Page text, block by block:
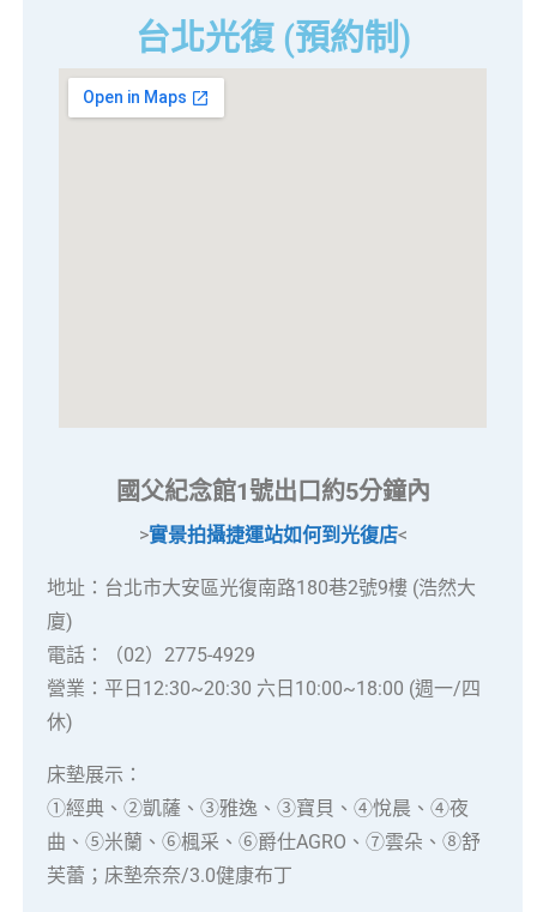
台北光復 (預約制)
國父紀念館1號出口約5分鐘內
>實景拍攝捷運站如何到光復店<
地址：台北市大安區光復南路180巷2號9樓 (浩然大
廈)
電話：（02）2775-4929
營業：平日12:30~20:30 六日10:00~18:00 (週一/四
休)
床墊展示：
①經典、②凱薩、③雅逸、③寶貝、④悅晨、④夜
曲、⑤米蘭、⑥楓采、⑥爵仕AGRO、⑦雲朵、⑧舒
芙蕾；床墊奈奈/3.0健康布丁